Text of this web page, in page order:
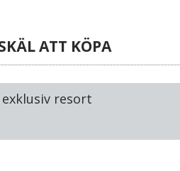
ATT KÖPA
exklusiv resort